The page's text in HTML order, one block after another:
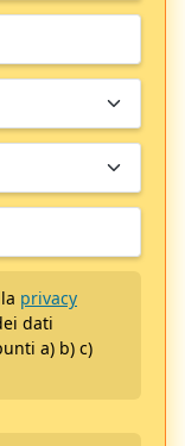
privacy
dati
a) b) c)